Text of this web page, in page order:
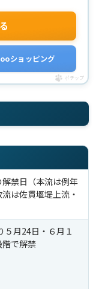
ショッピング
ポチップ
禁日（本流は例年
は佐貫堰堤上流・
５月24日・６月１
階で解禁